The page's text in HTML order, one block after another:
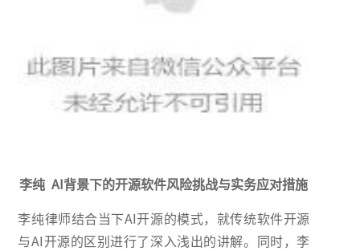
李纯 AI背景下的开源软件风险挑战与实务应对措施
李纯律师结合当下AI开源的模式，就传统软件开源
与AI开源的区别进行了深入浅出的讲解。同时，李